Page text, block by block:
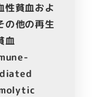
性貧血およ
の他の再生
血